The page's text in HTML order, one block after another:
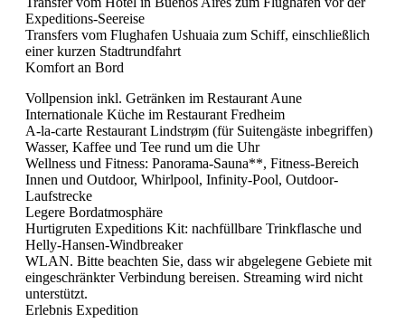
Expeditions-Seereise
Transfers vom Flughafen Ushuaia zum Schiff, einschließlich
einer kurzen Stadtrundfahrt
Komfort an Bord
Vollpension inkl. Getränken im Restaurant Aune
Internationale Küche im Restaurant Fredheim
A-la-carte Restaurant Lindstrøm (für Suitengäste inbegriffen)
Wasser, Kaffee und Tee rund um die Uhr
Wellness und Fitness: Panorama-Sauna**, Fitness-Bereich
Innen und Outdoor, Whirlpool, Infinity-Pool, Outdoor-
Laufstrecke
Legere Bordatmosphäre
Hurtigruten Expeditions Kit: nachfüllbare Trinkflasche und
Helly-Hansen-Windbreaker
WLAN. Bitte beachten Sie, dass wir abgelegene Gebiete mit
eingeschränkter Verbindung bereisen. Streaming wird nicht
unterstützt.
Erlebnis Expedition